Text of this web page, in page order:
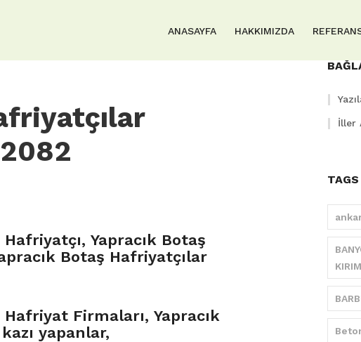
ANASAYFA HAKKIMIZDA
Yapracık Botaş
Botaş Hafriyatçılar
Hafriyat Firmaları, Yapracık
yapanlar,
İller
TAGS